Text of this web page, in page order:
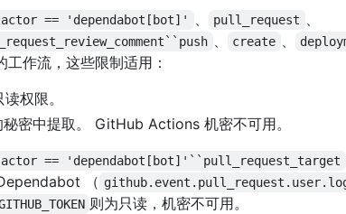
== 'dependabot[bot]' 、 pull_request 、
、 create 、
工作流，这些限制适用：
权限。
密中提取。 GitHub Actions 机密不可用。
== 'dependabot[bot]'``pull_request_target
（
则为只读，机密不可用。